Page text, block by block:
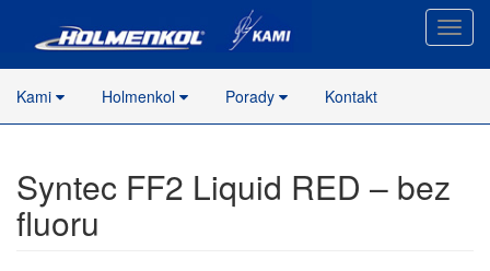
strony
Kami Holmenkol Porady Kontakt
Syntec FF2 Liquid RED – bez
fluoru